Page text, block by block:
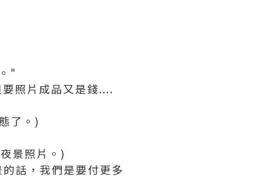
"
照片成品又是錢....
了。)
景照片。)
話，我們是要付更多